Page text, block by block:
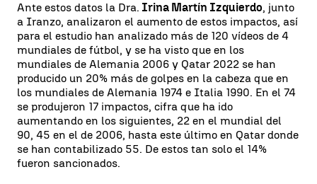
Ante estos datos la Dra. Irina Martín Izquierdo, junto
a Iranzo, analizaron el aumento de estos impactos, así
para el estudio han analizado más de 120 vídeos de 4
mundiales de fútbol, y se ha visto que en los
mundiales de Alemania 2006 y Qatar 2022 se han
producido un 20% más de golpes en la cabeza que en
los mundiales de Alemania 1974 e Italia 1990. En el 74
se produjeron 17 impactos, cifra que ha ido
aumentando en los siguientes, 22 en el mundial del
90, 45 en el de 2006, hasta este último en Qatar donde
se han contabilizado 55. De estos tan solo el 14%
fueron sancionados.